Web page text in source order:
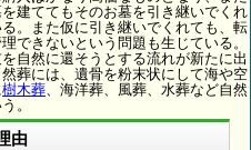
建ててもそのお墓を引き継いでくれ
。また仮に引き継いでくれても、転
できないという問題も生じている。
自然に還そうとする流れが新たに出
葬には、遺骨を粉末状にして海や空
樹木葬、海洋葬、風葬、水葬など自然
。
由